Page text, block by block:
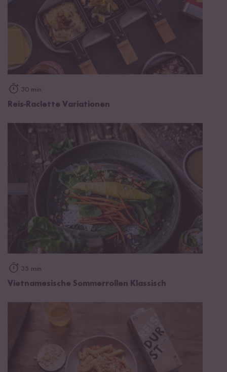
30 min
Reis-Raclette Variationen
35 min
Vietnamesische Sommerrollen Klassisch